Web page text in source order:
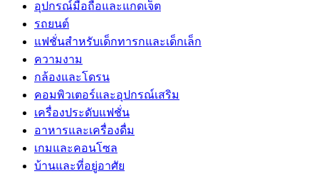
อุปกรณ์มือถือและแกดเจ็ต
รถยนต์
แฟชั่นสำหรับเด็กทารกและเด็กเล็ก
ความงาม
กล้องและโดรน
คอมพิวเตอร์และอุปกรณ์เสริม
เครื่องประดับแฟชั่น
อาหารและเครื่องดื่ม
เกมและคอนโซล
บ้านและที่อยู่อาศัย